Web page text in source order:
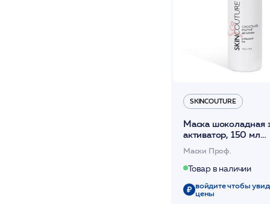
SKINCOUTURE
Маска шоколадная
активатор, 150 мл
MASK activator
/SKINCOUTURE*
Маски Проф.
Товар в наличии
войдите чтобы
цены